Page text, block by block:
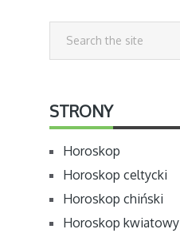
STRONY
Horoskop
Horoskop celtycki
Horoskop chiński
Horoskop kwiatowy